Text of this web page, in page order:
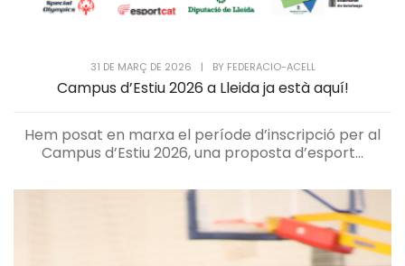
31 DE MARÇ DE 2026 | BY FEDERACIO-ACELL
Campus d’Estiu 2026 a Lleida ja està aquí!
Hem posat en marxa el període d’inscripció per al
Campus d’Estiu 2026, una proposta d’esport...